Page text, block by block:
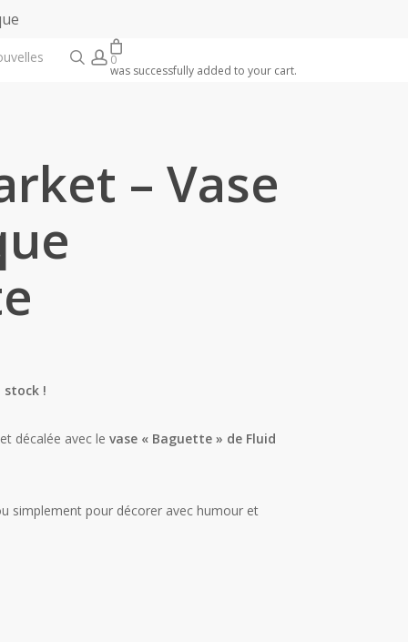
searchaccount
0
was successfully added to your cart.
– Vase
stock !
décalée avec le vase « Baguette » de Fluid
simplement pour décorer avec humour et